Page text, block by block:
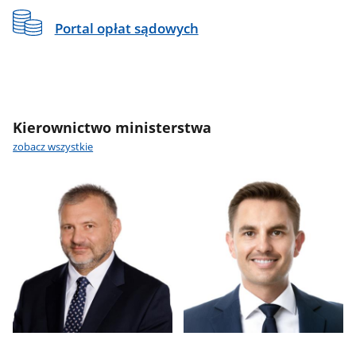
Portal opłat sądowych
Kierownictwo ministerstwa
zobacz wszystkie